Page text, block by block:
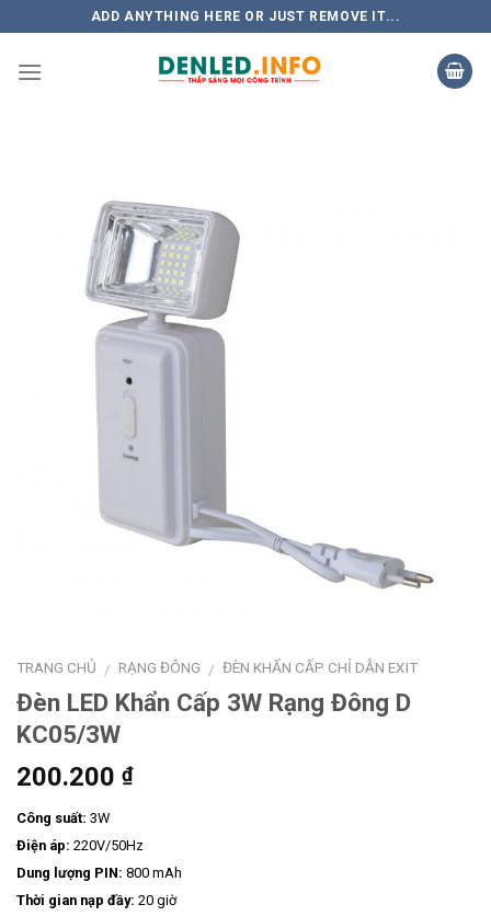
to
content
ADD ANYTHING HERE OR JUST REMOVE IT...
TRANG CHỦ / RẠNG ĐÔNG / ĐÈN KHẨN CẤP CHỈ DẪN EXIT
Đèn LED Khẩn Cấp 3W Rạng Đông D
KC05/3W
200.200 ₫
Công suất: 3W
Điện áp: 220V/50Hz
Dung lượng PIN: 800 mAh
Thời gian nạp đầy: 20 giờ